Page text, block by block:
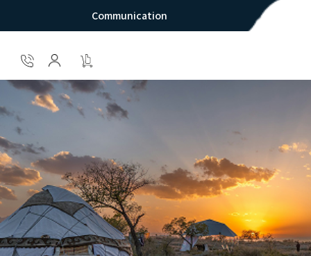
Communication